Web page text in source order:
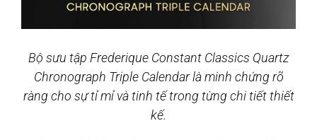
Bộ sưu tập Frederique Constant Classics Quartz
Chronograph Triple Calendar là minh chứng rõ
ràng cho sự tỉ mỉ và tinh tế trong từng chi tiết thiết
kế.